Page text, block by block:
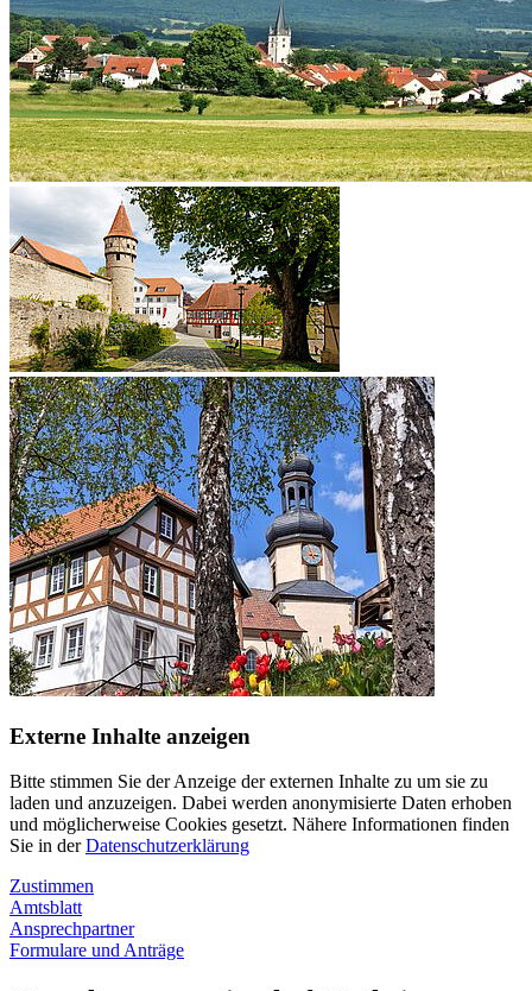
Externe Inhalte anzeigen
Bitte stimmen Sie der Anzeige der externen Inhalte zu um sie zu
laden und anzuzeigen. Dabei werden anonymisierte Daten erhoben
und möglicherweise Cookies gesetzt. Nähere Informationen finden
Sie in derDatenschutzerklärung
Zustimmen
Amtsblatt
Ansprechpartner
Formulare und Anträge